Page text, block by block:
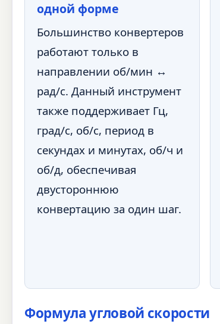
одной форме
Большинство конвертеров
работают только в
направлении об/мин ↔
рад/с. Данный инструмент
также поддерживает Гц,
град/с, об/с, период в
секундах и минутах, об/ч и
об/д, обеспечивая
двустороннюю
конвертацию за один шаг.
Формула угловой скорости